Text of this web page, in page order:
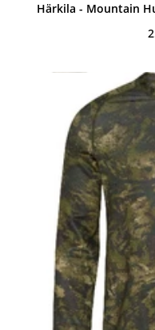
Härkila - Mountain